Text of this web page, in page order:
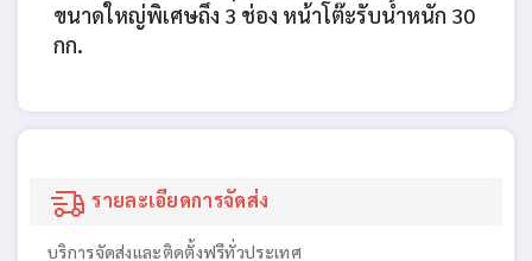
ขนาดใหญ่พิเศษถึง 3 ช่อง หน้าโต๊ะรับน้ำหนัก 30
กก.
รายละเอียดการจัดส่ง
บริการจัดส่งและติดตั้งฟรีทั่วประเทศ